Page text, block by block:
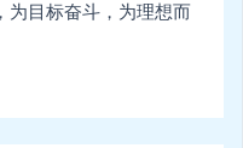
为目标奋斗，为理想而